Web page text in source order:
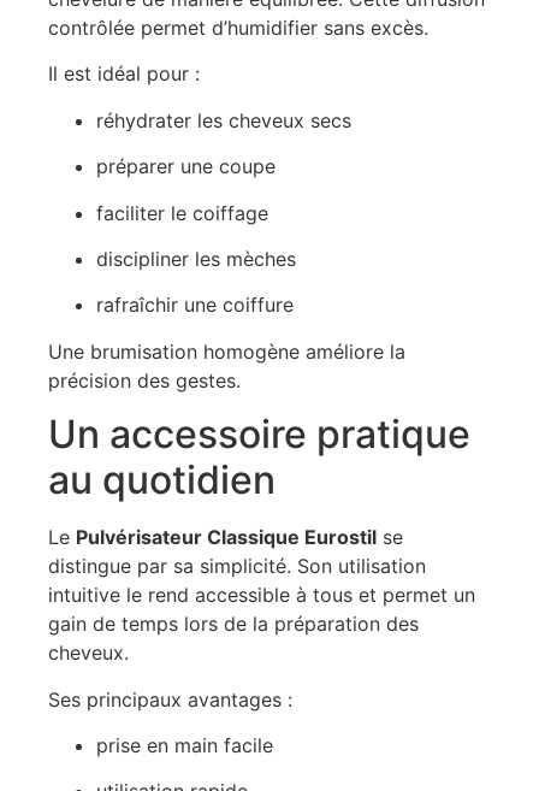
contrôlée permet d’humidifier sans excès.
Il est idéal pour :
réhydrater les cheveux secs
préparer une coupe
faciliter le coiffage
discipliner les mèches
rafraîchir une coiffure
Une brumisation homogène améliore la
précision des gestes.
Un accessoire pratique
au quotidien
Le Pulvérisateur Classique Eurostil se
distingue par sa simplicité. Son utilisation
intuitive le rend accessible à tous et permet un
gain de temps lors de la préparation des
cheveux.
Ses principaux avantages :
prise en main facile